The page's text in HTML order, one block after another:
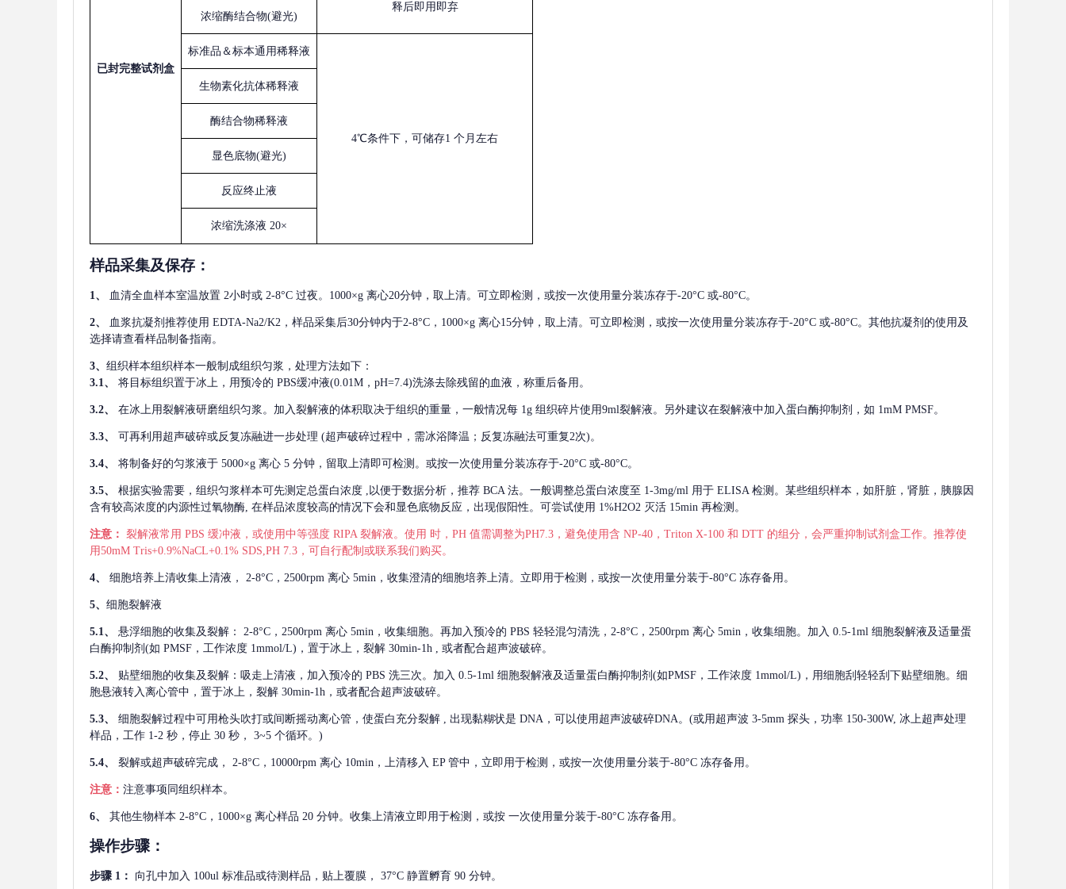
已封完整试剂盒
释后即用即弃
浓缩酶结合物(避光)
标准品＆标本通用稀释液
4℃条件下，可储存1 个月左右
生物素化抗体稀释液
酶结合物稀释液
显色底物(避光)
反应终止液
浓缩洗涤液 20×
样品采集及保存 ：
1、 血清全血样本室温放置 2小时或 2-8°C 过夜。1000×g 离心20分钟，取上清。可立即检测，或按一次使用量分装冻存于-20°C 或-80°C。
2、 血浆抗凝剂推荐使用 EDTA-Na2/K2，样品采集后30分钟内于2-8°C，1000×g 离心15分钟，取上清。可立即检测，或按一次使用量分装冻存于-20°C 或-80°C。其他抗凝剂的使用及
选择请查看样品制备指南。
3、 组织样本组织样本一般制成组织匀浆，处理方法如下：
3.1、
将目标组织置于冰上，用预冷的 PBS缓冲液(0.01M，pH=7.4)洗涤去除残留的血液，称重后备用。
3.2、 在冰上用裂解液研磨组织匀浆。加入裂解液的体积取决于组织的重量，一般情况每 1g 组织碎片使用9ml裂解液。另外建议在裂解液中加入蛋白酶抑制剂，如 1mM PMSF。
3.3、 可再利用超声破碎或反复冻融进一步处理 (超声破碎过程中，需冰浴降温；反复冻融法可重复2次)。
3.4、 将制备好的匀浆液于 5000×g 离心 5 分钟，留取上清即可检测。或按一次使用量分装冻存于-20°C 或-80°C。
3.5、 根据实验需要，组织匀浆样本可先测定总蛋白浓度 ,以便于数据分析，推荐 BCA 法。一般调整总蛋白浓度至 1-3mg/ml 用于 ELISA 检测。某些组织样本，如肝脏，肾脏，胰腺因
含有较高浓度的内源性过氧物酶, 在样品浓度较高的情况下会和显色底物反应，出现假阳性。可尝试使用 1%H2O2 灭活 15min 再检测。
注意： 裂解液常用 PBS 缓冲液，或使用中等强度 RIPA 裂解液。使用 时，PH 值需调整为PH7.3，避免使用含 NP-40，Triton X-100 和 DTT 的组分，会严重抑制试剂盒工作。推荐使
用50mM Tris+0.9%NaCL+0.1% SDS,PH 7.3，可自行配制或联系我们购买。
4、 细胞培养上清收集上清液， 2-8°C，2500rpm 离心 5min，收集澄清的细胞培养上清。立即用于检测，或按一次使用量分装于-80°C 冻存备用。
5、 细胞裂解液
5.1、 悬浮细胞的收集及裂解：
2-8°C，2500rpm 离心 5min，收集细胞。再加入预冷的 PBS 轻轻混匀清洗，2-8°C，2500rpm 离心 5min，收集细胞。加入 0.5-1ml 细胞裂解液及适量蛋
白酶抑制剂(如 PMSF，工作浓度 1mmol/L)，置于冰上，裂解 30min-1h , 或者配合超声波破碎。
5.2、 贴壁细胞的收集及裂解：吸走上清液，加入预冷的 PBS 洗三次。加入 0.5-1ml 细胞裂解液及适量蛋白酶抑制剂(如PMSF，工作浓度 1mmol/L)，用细胞刮轻轻刮下贴壁细胞。细
胞悬液转入离心管中，置于冰上，裂解 30min-1h，或者配合超声波破碎。
5.3、 细胞裂解过程中可用枪头吹打或间断摇动离心管，使蛋白充分裂解 , 出现黏糊状是 DNA，可以使用超声波破碎DNA。(或用超声波 3-5mm 探头，功率 150-300W, 冰上超声处理
样品，工作 1-2 秒，停止 30 秒， 3~5 个循环。)
5.4、 裂解或超声破碎完成， 2-8°C，10000rpm 离心 10min，上清移入 EP 管中，立即用于检测，或按一次使用量分装于-80°C 冻存备用。
注意： 注意事项同组织样本。
6、 其他生物样本 2-8°C，1000×g 离心样品 20 分钟。收集上清液立即用于检测，或按 一次使用量分装于-80°C 冻存备用。
操作步骤：
步骤 1： 向孔中加入 100ul 标准品或待测样品，贴上覆膜， 37°C 静置孵育 90 分钟。